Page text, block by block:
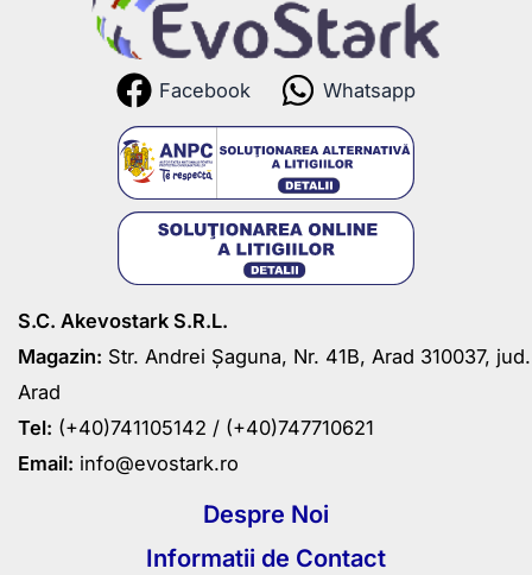
Facebook Whatsapp
S.C. Akevostark S.R.L.
Magazin: Str. Andrei Șaguna, Nr. 41B, Arad 310037, jud.
Arad
Tel: (+40)741105142 / (+40)747710621
Email: info@evostark.ro
Despre Noi
Informatii de Contact